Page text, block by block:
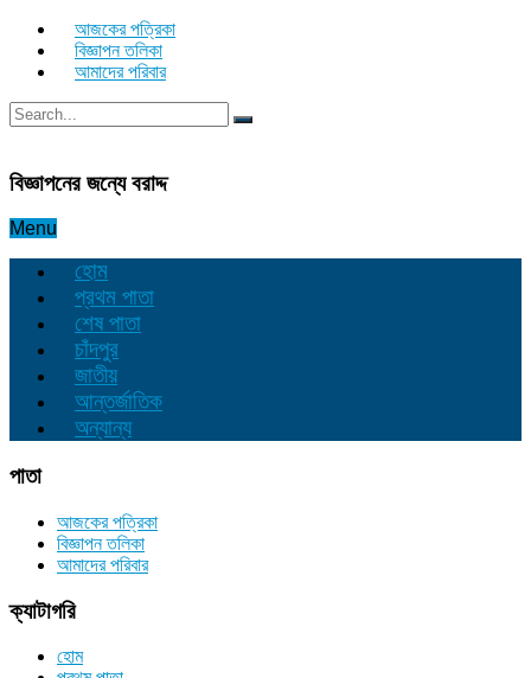
আজকের পত্রিকা
বিজ্ঞাপন তলিকা
আমাদের পরিবার
বিজ্ঞাপনের জন্যে বরাদ্দ
Menu
হোম
প্রথম পাতা
শেষ পাতা
চাঁদপুর
জাতীয়
আন্তর্জাতিক
অন্যান্য
পাতা
আজকের পত্রিকা
বিজ্ঞাপন তলিকা
আমাদের পরিবার
ক্যাটাগরি
হোম